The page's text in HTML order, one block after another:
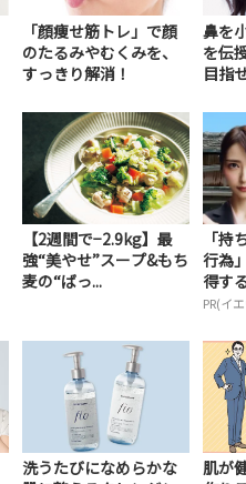
「顔痩せ筋トレ」で顔
のたるみやむくみを、
すっきり解消！
鼻を
を伝
目指
【2週間で−2.9kg】最
強“美やせ”スープ&もち
麦の“ばっ...
「持
行為
得す
PR(イ
洗うたびになめらかな
肌が